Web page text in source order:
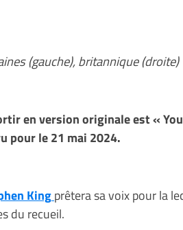
(gauche), britannique (droite)
en version originale est «
pour le 21 mai 2024.
Kingprêtera sa voix pour la
du recueil.